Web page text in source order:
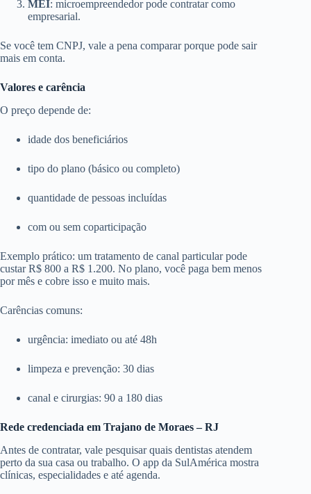
MEI: microempreendedor pode contratar como
empresarial.
Se você tem CNPJ, vale a pena comparar porque pode sair
mais em conta.
Valores e carência
O preço depende de:
idade dos beneficiários
tipo do plano (básico ou completo)
quantidade de pessoas incluídas
com ou sem coparticipação
Exemplo prático: um tratamento de canal particular pode
custar R$ 800 a R$ 1.200. No plano, você paga bem menos
por mês e cobre isso e muito mais.
Carências comuns:
urgência: imediato ou até 48h
limpeza e prevenção: 30 dias
canal e cirurgias: 90 a 180 dias
Rede credenciada em Trajano de Moraes – RJ
Antes de contratar, vale pesquisar quais dentistas atendem
perto da sua casa ou trabalho. O app da SulAmérica mostra
clínicas, especialidades e até agenda.